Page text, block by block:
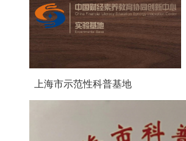
上海市示范性科普基地